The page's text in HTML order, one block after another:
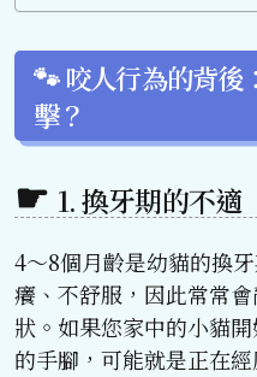
🐾 咬人行為的背後
擊？
1. 換牙期的不適
4～8個月齡是幼貓的換
癢、不舒服，因此常常
狀。如果您家中的小貓
的手腳，可能就是正在經